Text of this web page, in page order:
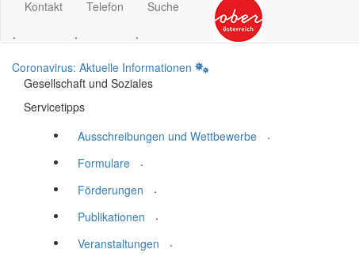
Kontakt
.
Telefon
.
Suche
.
Coronavirus: Aktuelle Informationen
Gesellschaft und Soziales
Servicetipps
Ausschreibungen und Wettbewerbe
.
Formulare
.
Förderungen
.
Publikationen
.
Veranstaltungen
.